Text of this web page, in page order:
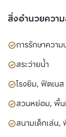
สิ่งอำนวยควา
การรักษาควา
สระว่ายน้ำ
โรงยิม, ฟิตเนส
สวนหย่อม, พื้
สนามเด็กเล่น,